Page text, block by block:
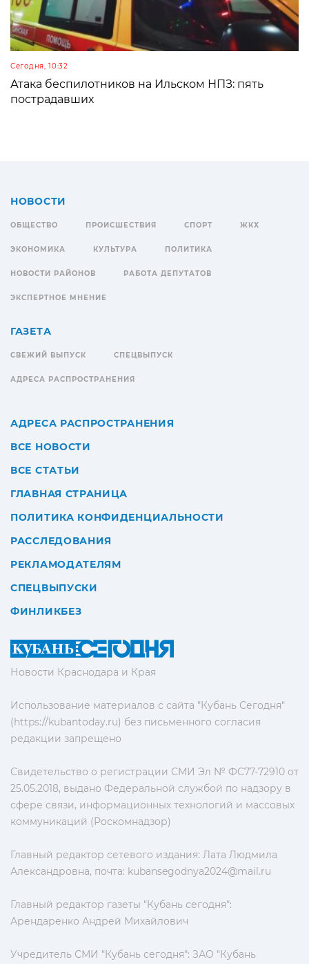
Сегодня, 10:32
Атака беспилотников на Ильском НПЗ: пять
пострадавших
Новости Краснодара и Края
Использование материалов с сайта "Кубань Сегодня"
(https://kubantoday.ru) без письменного согласия
редакции запрещено
Свидетельство о регистрации СМИ Эл № ФС77-72910 от
25.05.2018, выдано Федеральной службой по надзору в
сфере связи, информационных технологий и массовых
коммуникаций (Роскомнадзор)
Главный редактор сетевого издания: Лата Людмила
Александровна, почта: kubansegodnya2024@mail.ru
Главный редактор газеты "Кубань сегодня":
Арендаренко Андрей Михайлович
Учредитель СМИ "Кубань сегодня": ЗАО "Кубань
НОВОСТИ
ОБЩЕСТВО ПРОИСШЕСТВИЯ СПОРТ ЖКХ
ЭКОНОМИКА КУЛЬТУРА ПОЛИТИКА
НОВОСТИ РАЙОНОВ РАБОТА ДЕПУТАТОВ
ЭКСПЕРТНОЕ МНЕНИЕ
ГАЗЕТА
СВЕЖИЙ ВЫПУСК СПЕЦВЫПУСК
АДРЕСА РАСПРОСТРАНЕНИЯ
АДРЕСА РАСПРОСТРАНЕНИЯ
ВСЕ НОВОСТИ
ВСЕ СТАТЬИ
ГЛАВНАЯ СТРАНИЦА
ПОЛИТИКА КОНФИДЕНЦИАЛЬНОСТИ
РАССЛЕДОВАНИЯ
РЕКЛАМОДАТЕЛЯМ
СПЕЦВЫПУСКИ
ФИНЛИКБЕЗ